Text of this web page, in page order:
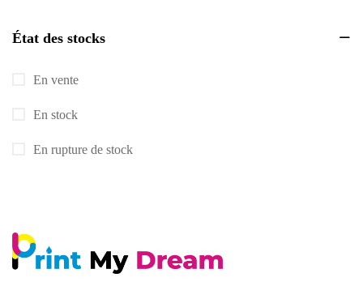
État des stocks
En vente
En stock
En rupture de stock